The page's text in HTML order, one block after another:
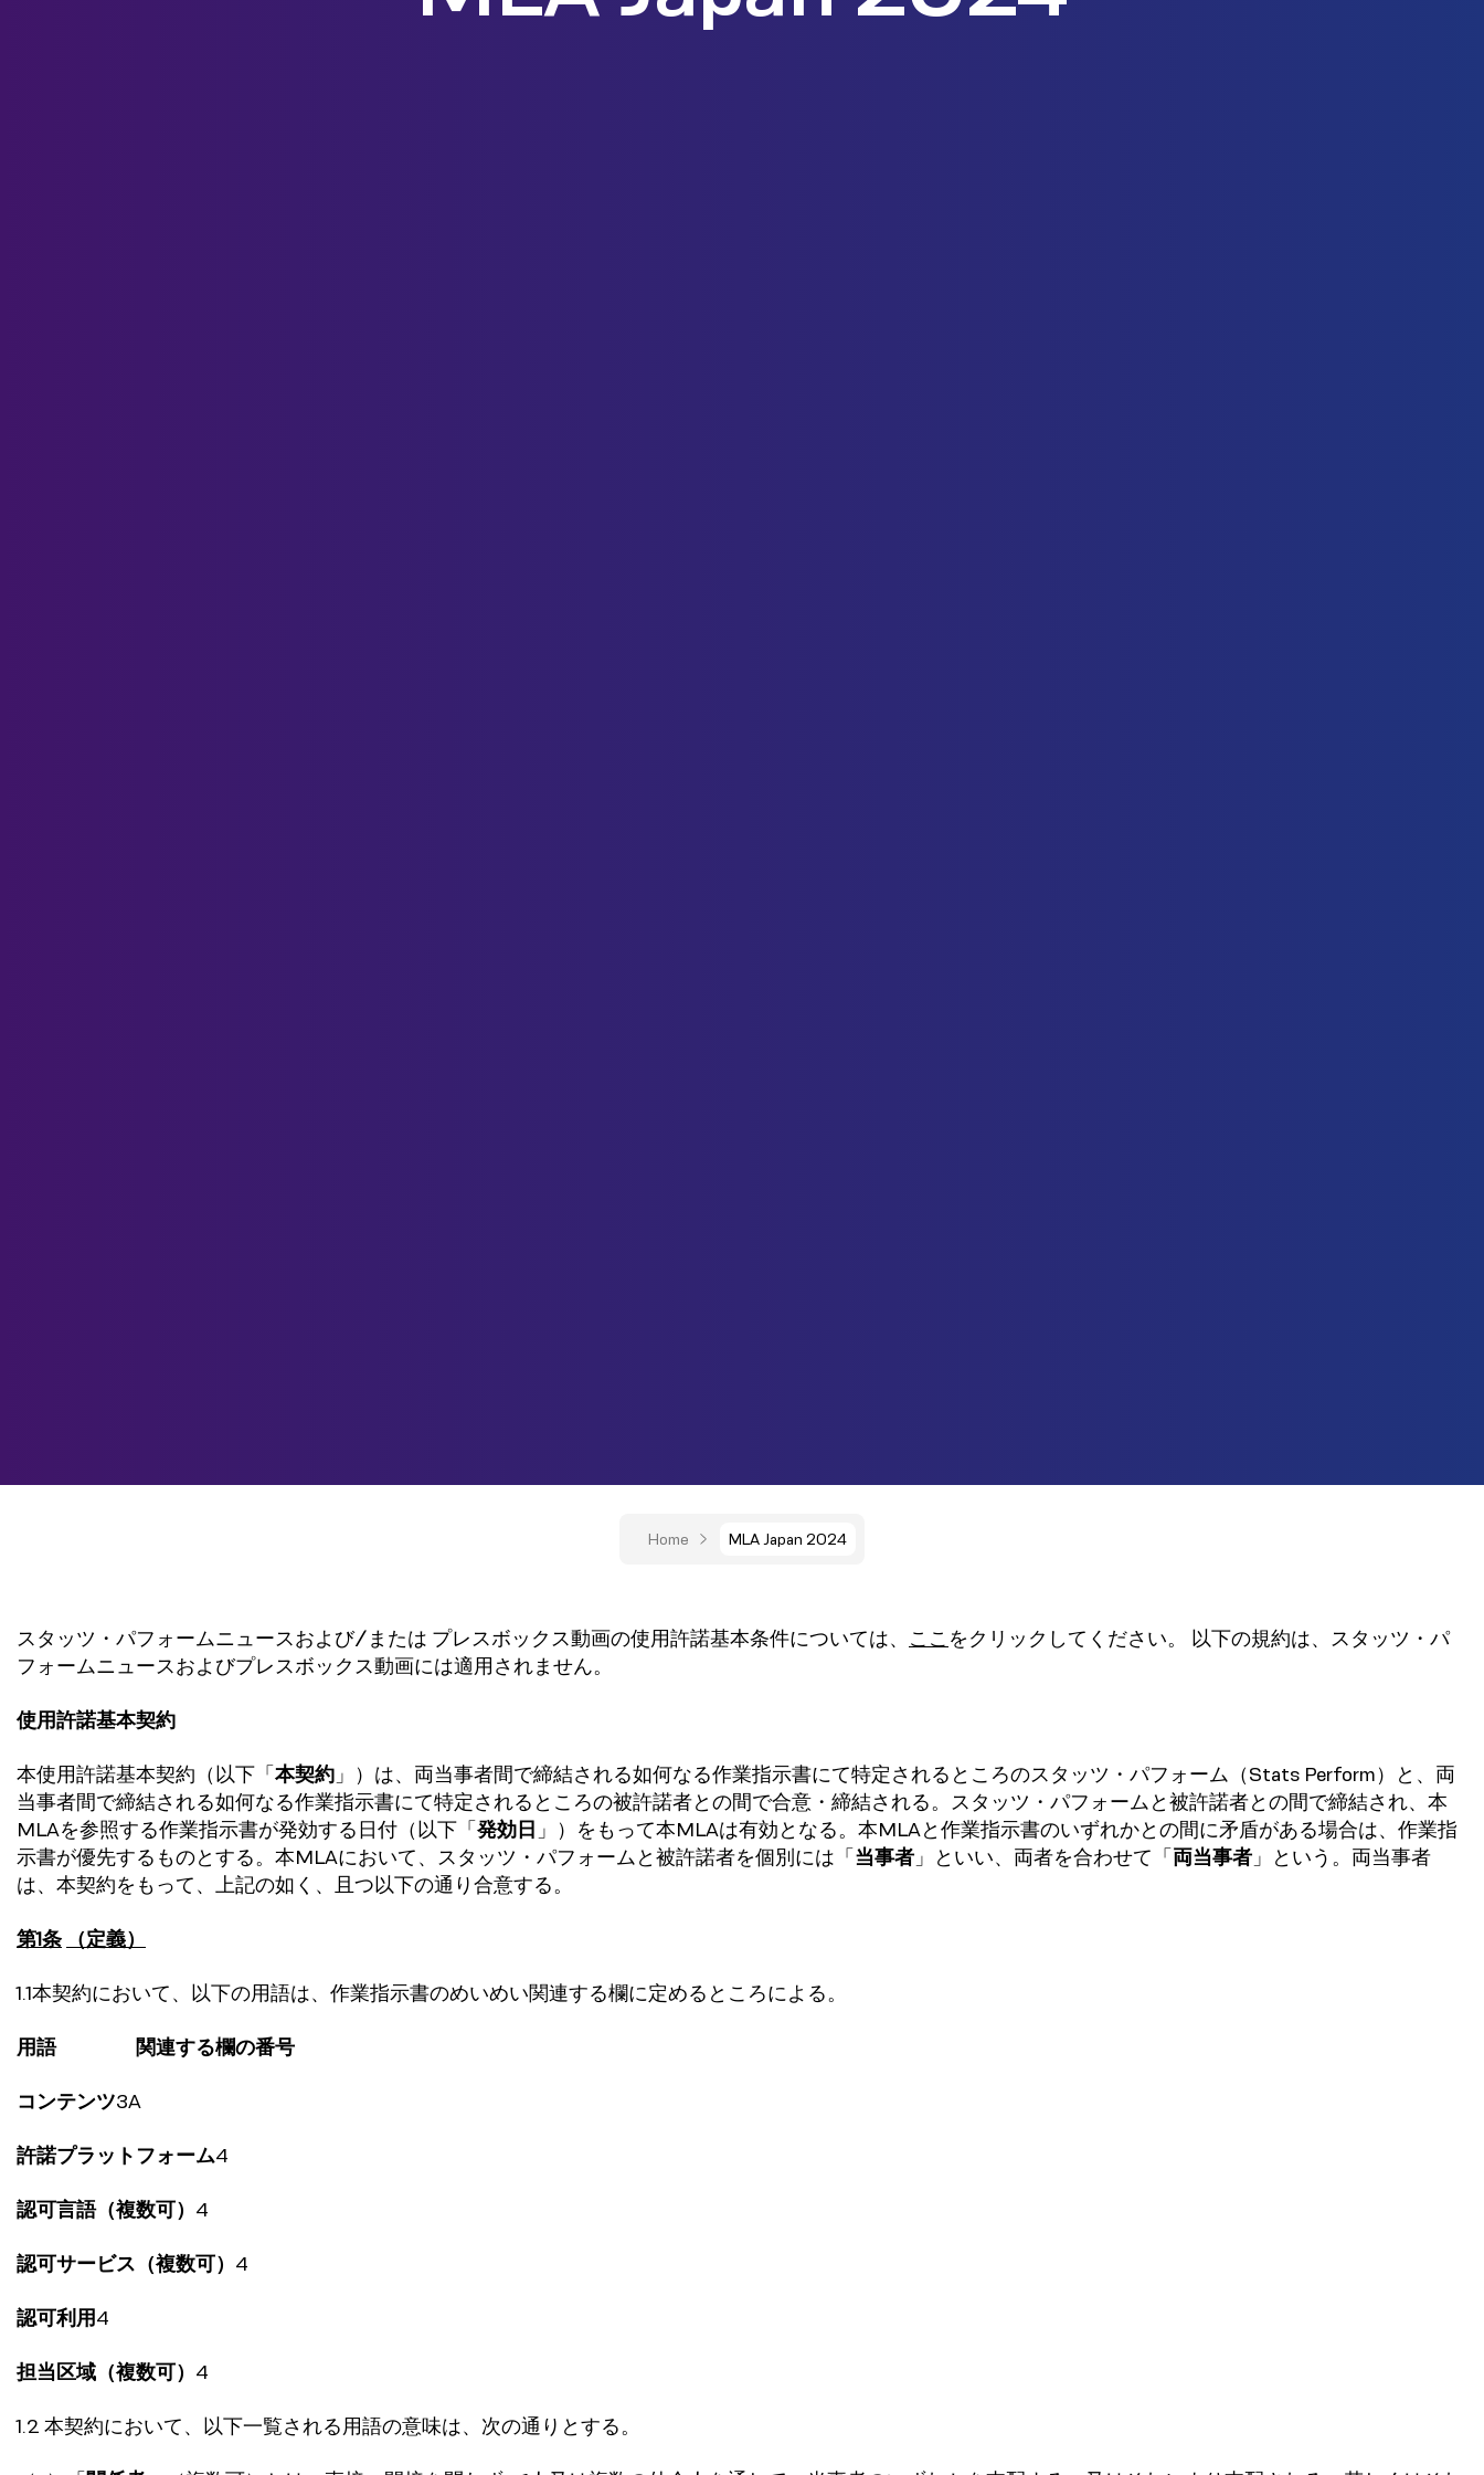
Home MLA Japan 2024
スタッツ・パフォームニュースおよび/または プレスボックス動画の使用許諾基本条件については、 ここ をクリックしてください。 以下の規約は、スタッツ・パ
フォームニュースおよびプレスボックス動画には適用されません。
使用許諾基本契約
本使用許諾基本契約（以下「 本契約 」）は、両当事者間で締結される如何なる作業指示書にて特定されるところのスタッツ・パフォーム（Stats Perform）と、両
当事者間で締結される如何なる作業指示書にて特定されるところの被許諾者との間で合意・締結される。スタッツ・パフォームと被許諾者との間で締結され、本
MLAを参照する作業指示書が発効する日付（以下「 発効日 」）をもって本MLAは有効となる。本MLAと作業指示書のいずれかとの間に矛盾がある場合は、作業指
示書が優先するものとする。本MLAにおいて、スタッツ・パフォームと被許諾者を個別には「 当事者 」といい、両者を合わせて「 両当事者 」という。両当事者
は、本契約をもって、上記の如く、且つ以下の通り合意する。
第1条 （定義）
1.1本契約において、以下の用語は、作業指示書のめいめい関連する欄に定めるところによる。
用語 関連する欄の番号
コンテンツ3A
許諾プラットフォーム4
認可言語（複数可） 4
認可サービス（複数可） 4
認可利用 4
担当区域（複数可） 4
1.2 本契約において、以下一覧される用語の意味は、次の通りとする。